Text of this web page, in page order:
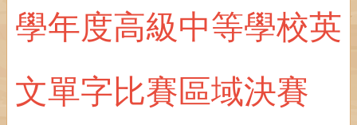
學年度高級中等學校英
文單字比賽區域決賽